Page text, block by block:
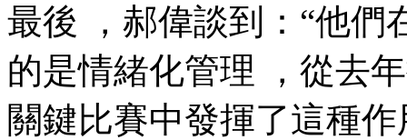
最後 ，郝偉談到：“他
的是情緒化管理  ，從去年
關鍵比賽中發揮了這種作用